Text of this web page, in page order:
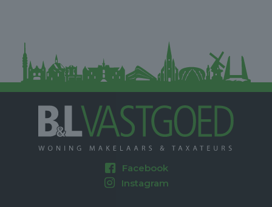
Facebook
Instagram